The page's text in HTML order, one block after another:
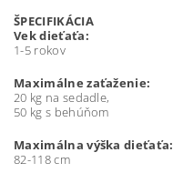
ŠPECIFIKÁCIA
Vek dieťaťa:
1-5 rokov
Maximálne zaťaženie:
20 kg na sedadle,
50 kg s behúňom
Maximálna výška dieťaťa:
82-118 cm